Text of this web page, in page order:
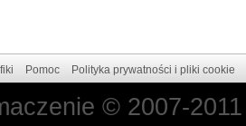
Pomoc Polityka prywatności i pliki cookie
© 2007-